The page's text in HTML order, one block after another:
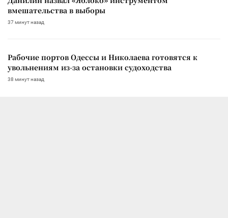
вмешательства в выборы
37 минут назад
Рабочие портов Одессы и Николаева готовятся к
увольнениям из-за остановки судоходства
38 минут назад